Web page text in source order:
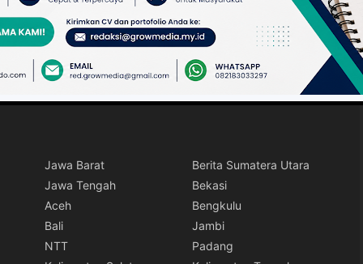
Jawa Barat
Berita Sumatera Utara
Jawa Tengah
Bekasi
Aceh
Bengkulu
Bali
Jambi
NTT
Padang